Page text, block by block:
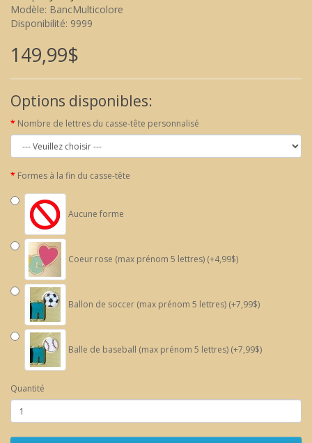
Modèle: BancMulticolore
Disponibilité: 9999
149,99$
Options disponibles:
Nombre de lettres du casse-tête personnalisé
Formes à la fin du casse-tête
Aucune forme
Coeur rose (max prénom 5 lettres) (+4,99$)
Ballon de soccer (max prénom 5 lettres) (+7,99$)
Balle de baseball (max prénom 5 lettres) (+7,99$)
Quantité